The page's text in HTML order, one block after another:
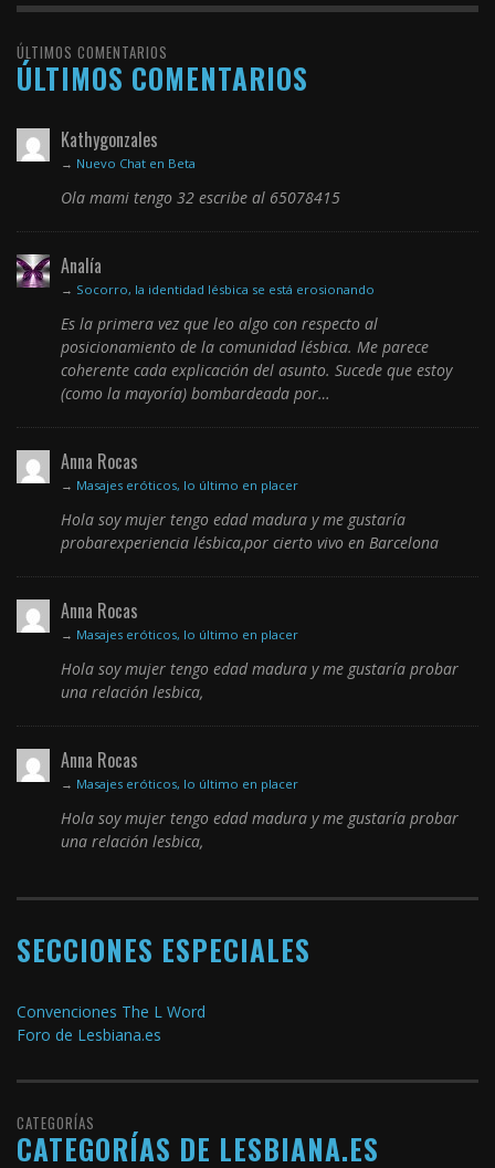
ÚLTIMOS COMENTARIOS
ÚLTIMOS COMENTARIOS
Kathygonzales
→ Nuevo Chat en Beta
Ola mami tengo 32 escribe al 65078415
Analía
→ Socorro, la identidad lésbica se está erosionando
Es la primera vez que leo algo con respecto al
posicionamiento de la comunidad lésbica. Me parece
coherente cada explicación del asunto. Sucede que estoy
(como la mayoría) bombardeada por…
Anna Rocas
→ Masajes eróticos, lo último en placer
Hola soy mujer tengo edad madura y me gustaría
probarexperiencia lésbica,por cierto vivo en Barcelona
Anna Rocas
→ Masajes eróticos, lo último en placer
Hola soy mujer tengo edad madura y me gustaría probar
una relación lesbica,
Anna Rocas
→ Masajes eróticos, lo último en placer
Hola soy mujer tengo edad madura y me gustaría probar
una relación lesbica,
SECCIONES ESPECIALES
Convenciones The L Word
Foro de Lesbiana.es
CATEGORÍAS
CATEGORÍAS DE LESBIANA.ES